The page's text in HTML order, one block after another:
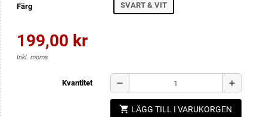
Färg SVART & VIT
199,00 kr
Inkl. moms
Kvantitet remove add
shopping_cart LÄGG TILL I VARUKORGEN